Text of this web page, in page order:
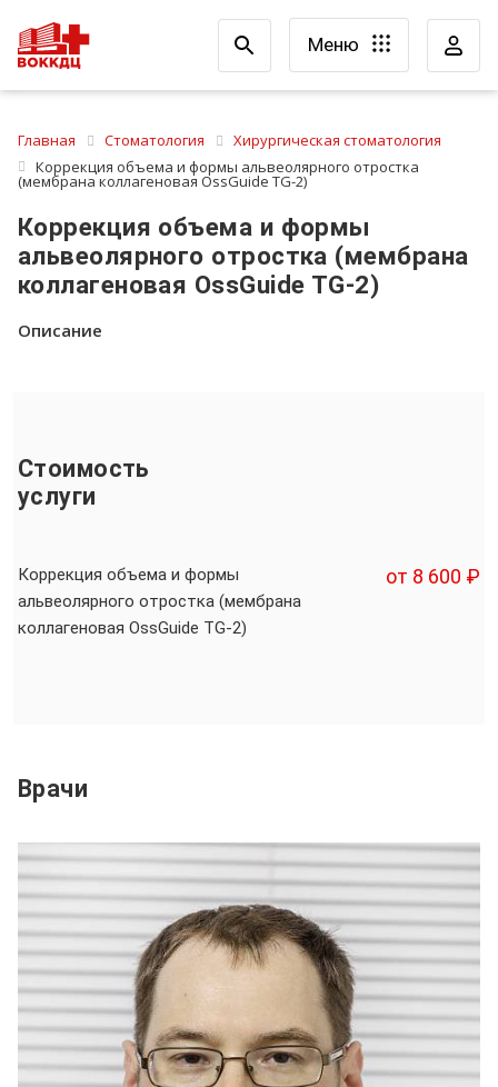
Меню
Главная Стоматология
Хирургическая стоматология
Коррекция объема и формы альвеолярного отростка
(мембрана коллагеновая OssGuide TG-2)
Коррекция объема и формы
альвеолярного отростка (мембрана
коллагеновая OssGuide TG-2)
Описание
Стоимость
услуги
Коррекция объема и формы
альвеолярного отростка (мембрана
коллагеновая OssGuide TG-2)
от 8 600 ₽
Врачи